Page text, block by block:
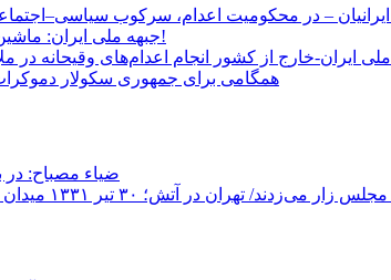
ایرانیان – در محکومیت اعدام، سرکوب
جبهه ملی ایران: ماشین اعدام را متوقف کنید!
ایران-خارج از کشور انجام اعدام‌های وقیحانه در
همگامی برای جمهوری سکولار دموکرات
ضیاء مصباح:
در آتش؛ ۳۰ تیر ۱۳۳۱ میدان بهارستان چه خبر بود؟